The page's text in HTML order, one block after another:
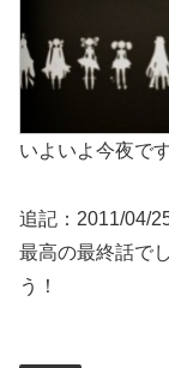
いよいよ今夜で
追記：2011/04/
最高の最終話で
う！